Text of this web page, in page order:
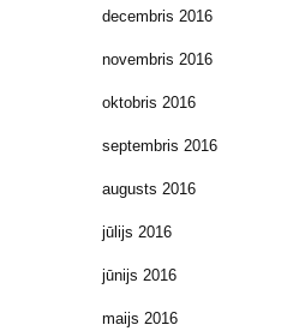
decembris 2016
novembris 2016
oktobris 2016
septembris 2016
augusts 2016
jūlijs 2016
jūnijs 2016
maijs 2016